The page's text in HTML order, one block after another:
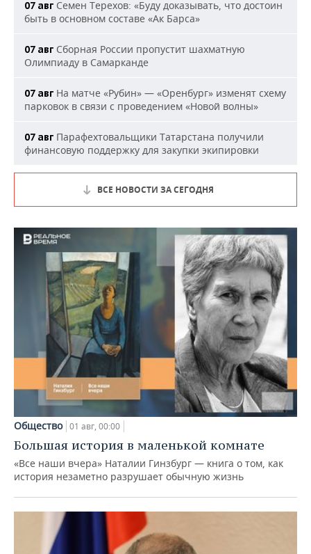
07 авг Семен Терехов: «Буду доказывать, что достоин
быть в основном составе «Ак Барса»
07 авг Сборная России пропустит шахматную
Олимпиаду в Самарканде
07 авг На матче «Рубин» — «Оренбург» изменят схему
парковок в связи с проведением «Новой волны»
07 авг Парафехтовальщики Татарстана получили
финансовую поддержку для закупки экипировки
ВСЕ НОВОСТИ ЗА СЕГОДНЯ
Общество 01 авг, 00:00
Большая история в маленькой комнате
«Все наши вчера» Наталии Гинзбург — книга о том, как
история незаметно разрушает обычную жизнь